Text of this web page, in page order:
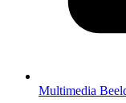
Multimedia